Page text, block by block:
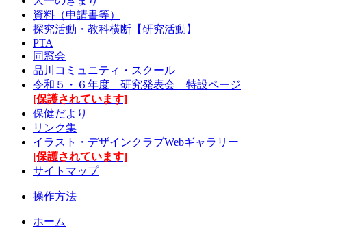
資料（申請書等）
探究活動・教科横断【研究活動】
PTA
同窓会
品川コミュニティ・スクール
令和５・６年度 研究発表会 特設ページ
[保護されています]
保健だより
リンク集
イラスト・デザインクラブWebギャラリー
[保護されています]
サイトマップ
操作方法
ホーム